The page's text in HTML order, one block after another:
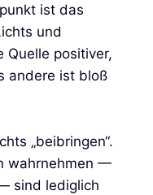
ist das
und
positiver,
andere ist bloß
„beibringen“.
wahrnehmen —
sind lediglich